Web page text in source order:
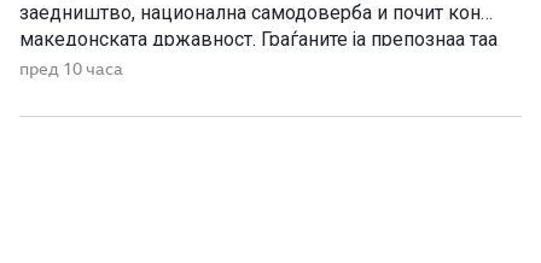
заедништво, национална самодоверба и почит кон
македонската државност. Граѓаните ја препознаа таа
порака, додека Венко Филипче и неколкумината околу
истакнува македонската историја и национална
пред 10 часа